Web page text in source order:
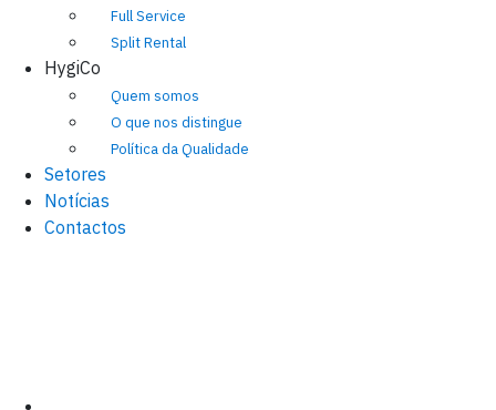
Full Service
Split Rental
HygiCo
Quem somos
O que nos distingue
Política da Qualidade
Setores
Notícias
Contactos